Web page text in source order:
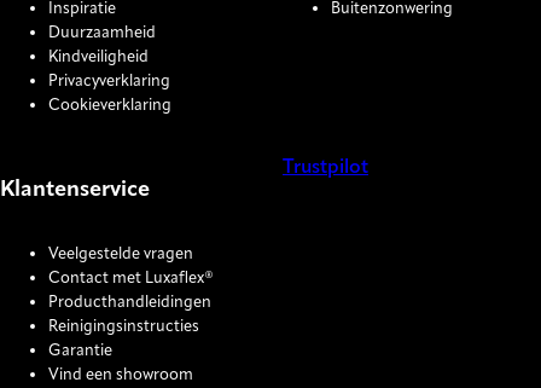
Inspiratie
Duurzaamheid
Kindveiligheid
Privacyverklaring
Cookieverklaring
Buitenzonwering
Klantenservice
Veelgestelde vragen
Contact met Luxaflex®
Producthandleidingen
Reinigingsinstructies
Garantie
Vind een showroom
Trustpilot